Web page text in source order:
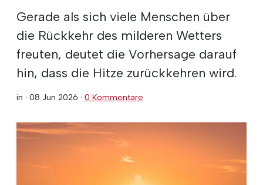
Gerade als sich viele Menschen über
die Rückkehr des milderen Wetters
freuten, deutet die Vorhersage darauf
hin, dass die Hitze zurückkehren wird.
in · 08 Jun 2026 · 0 Kommentare